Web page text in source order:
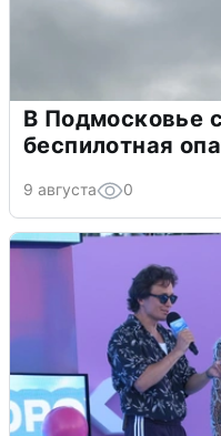
В Подмосковье
беспилотная
9 августа 0